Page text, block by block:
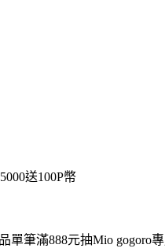
送100P幣
單筆滿888元抽Mio